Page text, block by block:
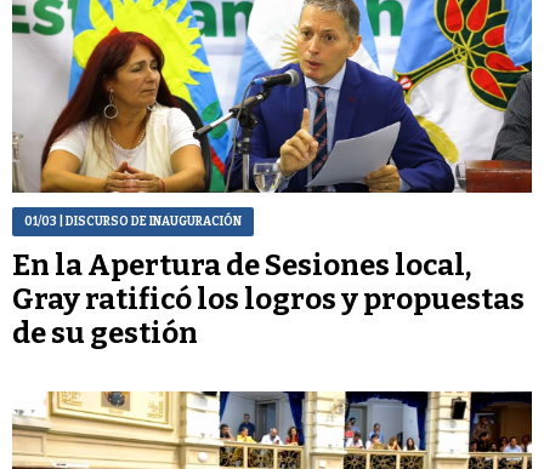
01/03 | DISCURSO DE INAUGURACIÓN
En la Apertura de Sesiones local,
Gray ratificó los logros y propuestas
de su gestión